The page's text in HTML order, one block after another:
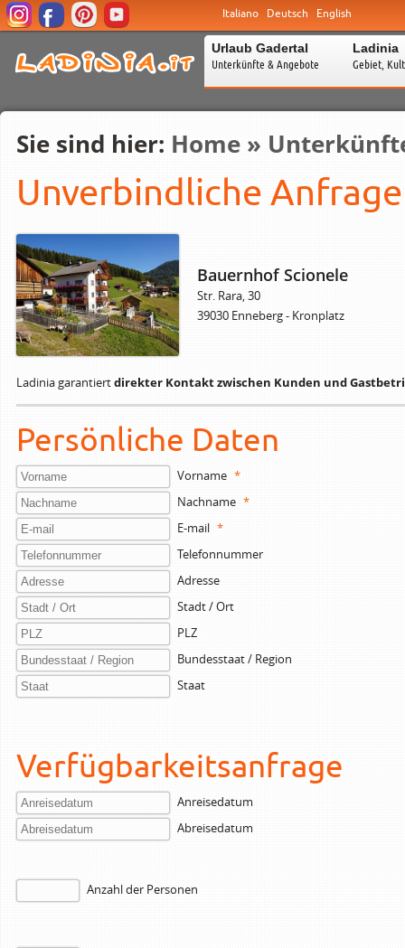
Italiano Deutsch English
Urlaub Gadertal
Unterkünfte & Angebote
Ladinia
Gebiet,
Sie sind hier: Home »
Unverbindliche
Bauernhof Scionele
Str. Rara, 30
39030 Enneberg - Kronplatz
Ladinia garantiertdirekter Kontakt zwischen Kunden und
Persönliche Daten
Vorname *
Nachname *
E-mail *
Telefonnummer
Adresse
Stadt / Ort
PLZ
Bundesstaat / Region
Staat
Verfügbarkeitsanfrage
Anreisedatum
Abreisedatum
Anzahl der Personen